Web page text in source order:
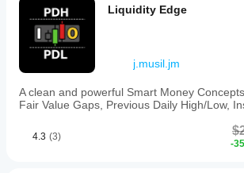
Liquidity Edge
j.musil.jm
A clean and powerful Smart Money
Fair Value Gaps, Previous Daily High/Low,
4.3 (3)
-